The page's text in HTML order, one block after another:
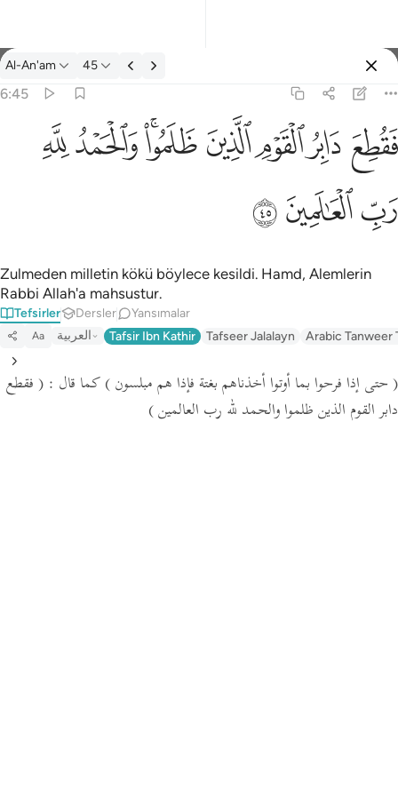
Tefsir: Al-An'am 6:45
Al-An'am 45
6:45
فقطع دابر القوم الذين ظلموا والحمد لله رب العالمين ٤٥
ٱلْقَوْمِ ٱلَّذِينَ ظَلَمُوا۟ ۚ وَٱلْحَمْدُ لِلَّهِ رَبِّ ٱلْعَـٰلَمِينَ ٤٥ﱁ ﱂﱃﱄﱅﱆﱇﱈ
ﱉﱊﱋ
Zulmeden milletin kökü böylece kesildi. Hamd, Alemlerin
Rabbi Allah'a mahsustur.
Tefsirler Dersler Yansımalar
Aa العربية Tafsir Ibn Kathir Tafseer Jalalayn Arabic Tanweer
( حتى إذا فرحوا بما أوتوا أخذناهم بغتة فإذا هم مبلسون ) كما قال : ( فقطع
دابر القوم الذين ظلموا والحمد لله رب العالمين )